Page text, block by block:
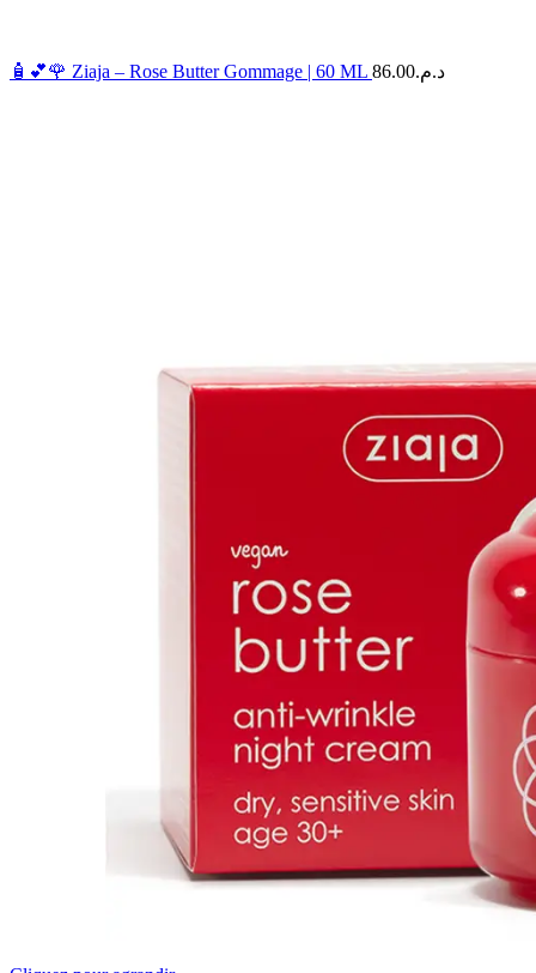
🧴💕🌹 Ziaja – Rose Butter Gommage | 60 ML د.م.86.00